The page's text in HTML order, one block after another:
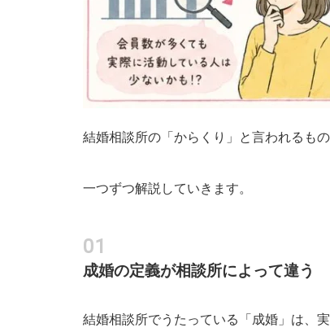
結婚相談所の「からくり」と言われるも
一つずつ解説していきます。
成婚の定義が相談所によって違う
結婚相談所でうたっている「成婚」は、